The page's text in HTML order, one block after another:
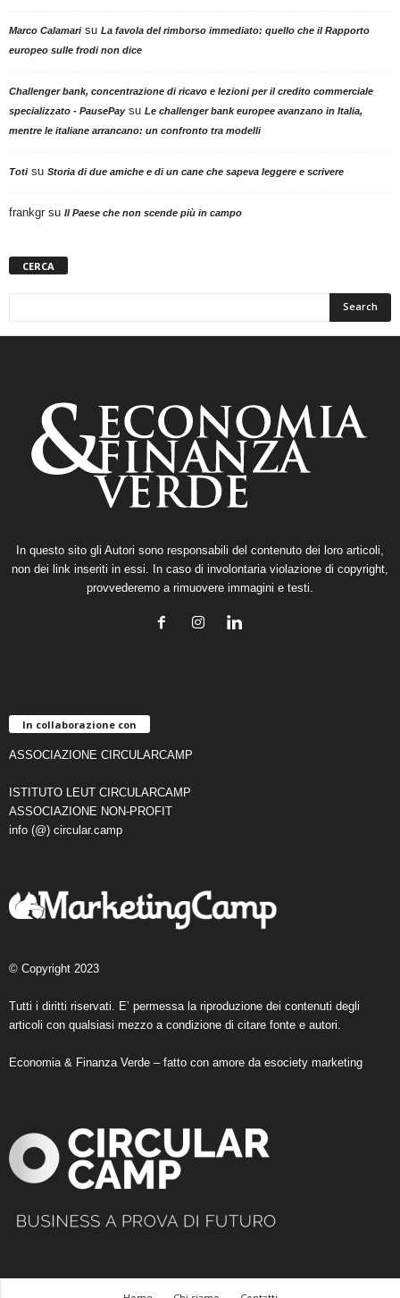
Marco Calamarisu La favola del rimborso immediato: quello che il Rapporto
europeo sulle frodi non dice
Challenger bank, concentrazione di ricavo e lezioni per il credito commerciale
specializzato - PausePaysu Le challenger bank europee avanzano in Italia,
mentre le italiane arrancano: un confronto tra modelli
Totisu Storia di due amiche e di un cane che sapeva leggere e scrivere
frankgr su Il Paese che non scende più in campo
CERCA
In questo sito gli Autori sono responsabili del contenuto dei loro articoli,
non dei link inseriti in essi. In caso di involontaria violazione di copyright,
provvederemo a rimuovere immagini e testi.
In collaborazione con
ASSOCIAZIONE CIRCULARCAMP
ISTITUTO LEUT CIRCULARCAMP
ASSOCIAZIONE NON-PROFIT
info (@) circular.camp
© Copyright 2023
Tutti i diritti riservati. E’ permessa la riproduzione dei contenuti degli
articoli con qualsiasi mezzo a condizione di citare fonte e autori.
Economia & Finanza Verde – fatto con amore da esociety marketing